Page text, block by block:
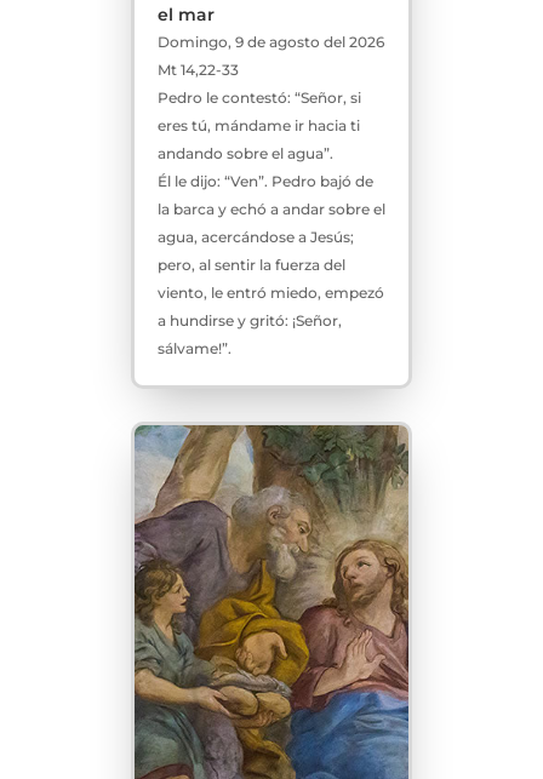
el mar
Domingo, 9 de agosto del 2026
Mt 14,22-33
Pedro le contestó: “Señor, si
eres tú, mándame ir hacia ti
andando sobre el agua”.
Él le dijo: “Ven”. Pedro bajó de
la barca y echó a andar sobre el
agua, acercándose a Jesús;
pero, al sentir la fuerza del
viento, le entró miedo, empezó
a hundirse y gritó: ¡Señor,
sálvame!”.